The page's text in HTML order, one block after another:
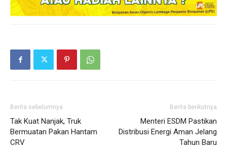
Berita sebelumnya
Tak Kuat Nanjak, Truk
Bermuatan Pakan Hantam
CRV
Berita berikutnya
Menteri ESDM Pastikan
Distribusi Energi Aman Jelang
Tahun Baru